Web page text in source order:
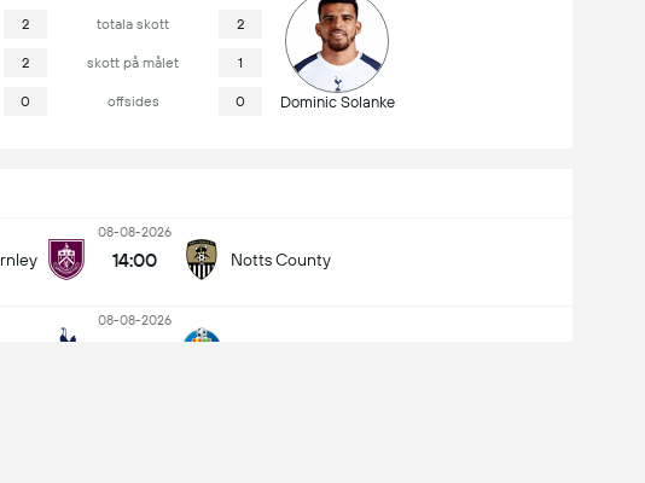
08-08-2026
14:00 Notts County
08-08-2026
2 totala skott 2
2 skott på målet 1
0 offsides 0 Dominic Solanke